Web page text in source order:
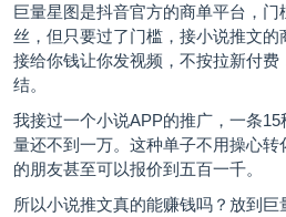
巨量星图是抖音官方的商单平台，
丝，但只要过了门槛，接小说推文
接给你钱让你发视频，不按拉新付
结。
我接过一个小说APP的推广，一条
量还不到一万。这种单子不用操心
的朋友甚至可以报价到五百一千。
所以小说推文真的能赚钱吗？放到